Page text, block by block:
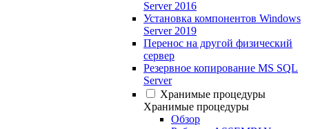
Server 2016
Установка компонентов Windows
Server 2019
Перенос на другой физический
сервер
Резервное копирование MS SQL
Server
Хранимые процедуры
Хранимые процедуры
Обзор